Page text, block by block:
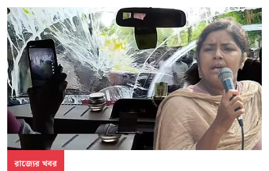
রাজ্যের খবর